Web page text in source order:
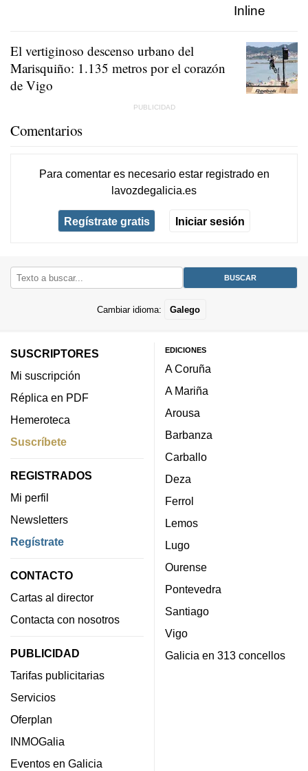
El vertiginoso descenso urbano del
Marisquiño: 1.135 metros por el corazón
de Vigo
Comentarios
Para comentar es necesario estar registradoen
lavozdegalicia.es
Regístrate gratis Iniciar sesión
Cambiar idioma: Galego
SUSCRIPTORES
Mi suscripción
Réplica en PDF
Hemeroteca
Suscríbete
REGISTRADOS
Mi perfil
Newsletters
Regístrate
CONTACTO
Cartas al director
Contacta con nosotros
PUBLICIDAD
Tarifas publicitarias
Servicios
Oferplan
INMOGalia
Eventos en Galicia
EDICIONES
A Coruña
A Mariña
Arousa
Barbanza
Carballo
Deza
Ferrol
Lemos
Lugo
Ourense
Pontevedra
Santiago
Vigo
Galicia en 313 concellos